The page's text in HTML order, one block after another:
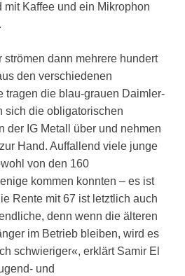
Kaffee und ein Mikrophon
strömen dann mehrere hundert
den verschiedenen
tragen die blau-grauen Daimler-
sich die obligatorischen
der IG Metall über und nehmen
Hand. Auffallend viele junge
von den 160
kommen konnten – es ist
Rente mit 67 ist letztlich auch
denn wenn die älteren
im Betrieb bleiben, wird es
schwieriger«, erklärt Samir El
und